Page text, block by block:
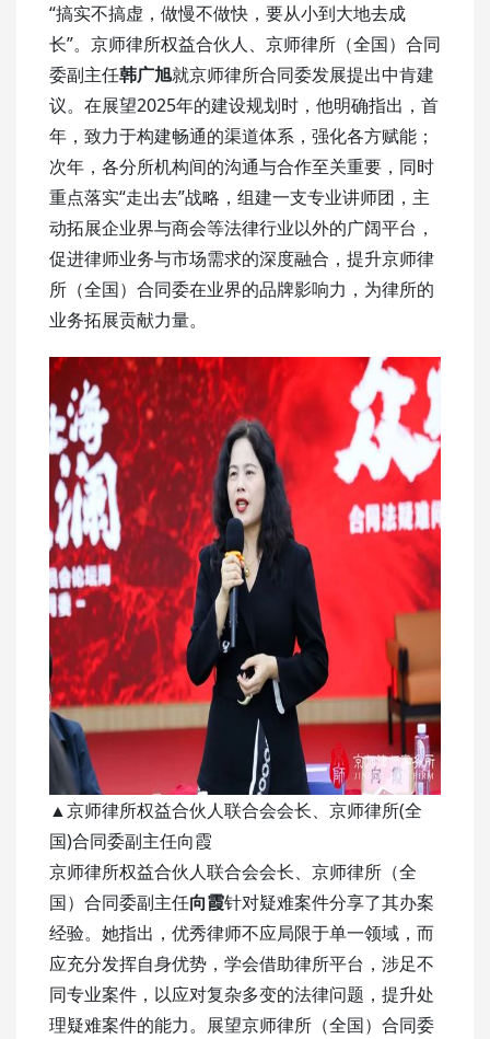
“搞实不搞虚，做慢不做快，要从小到大地去成
长”。京师律所权益合伙人、京师律所（全国）合同
委副主任韩广旭就京师律所合同委发展提出中肯建
议。在展望2025年的建设规划时，他明确指出，首
年，致力于构建畅通的渠道体系，强化各方赋能；
次年，各分所机构间的沟通与合作至关重要，同时
重点落实“走出去”战略，组建一支专业讲师团，主
动拓展企业界与商会等法律行业以外的广阔平台，
促进律师业务与市场需求的深度融合，提升京师律
所（全国）合同委在业界的品牌影响力，为律所的
业务拓展贡献力量。
▲京师律所权益合伙人联合会会长、京师律所(全
国)合同委副主任向霞
京师律所权益合伙人联合会会长、京师律所（全
国）合同委副主任向霞针对疑难案件分享了其办案
经验。她指出，优秀律师不应局限于单一领域，而
应充分发挥自身优势，学会借助律所平台，涉足不
同专业案件，以应对复杂多变的法律问题，提升处
理疑难案件的能力。展望京师律所（全国）合同委